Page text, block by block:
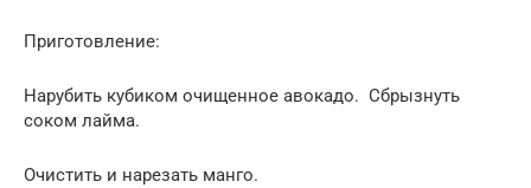
Приготовление:
Нарубить кубиком очищенное авокадо. Сбрызнуть
соком лайма.
Очистить и нарезать манго.